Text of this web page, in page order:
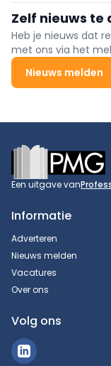
hernieuwbare
Zelf nieuws te
Heb je nieuws dat
met ons via het
Nieuws melden
Footer
Een uitgave van
Informatie
Adverteren
Nieuws melden
Vacatures
Over ons
Volg ons